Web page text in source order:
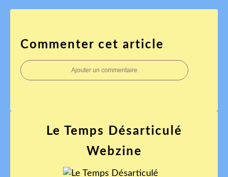
Commenter cet article
Ajouter un commentaire
Le Temps Désarticulé
Webzine